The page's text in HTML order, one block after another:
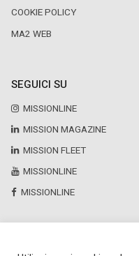
COOKIE POLICY
MA2 WEB
SEGUICI SU
MISSIONLINE
MISSION MAGAZINE
MISSION FLEET
MISSIONLINE
MISSIONLINE